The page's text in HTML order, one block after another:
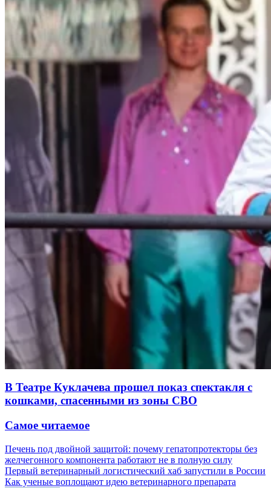
В Театре Куклачева прошел показ спектакля с
кошками, спасенными из зоны СВО
Самое читаемое
Печень под двойной защитой: почему гепатопротекторы без
желчегонного компонента работают не в полную силу
Первый ветеринарный логистический хаб запустили в России
Как ученые воплощают идею ветеринарного препарата